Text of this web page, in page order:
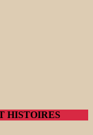
HISTOIRES